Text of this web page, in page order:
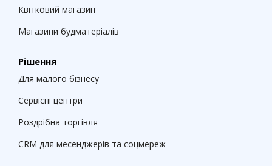
Квітковий магазин
Магазини будматеріалів
Рішення
Для малого бізнесу
Сервісні центри
Роздрібна торгівля
CRM для месенджерів та соцмереж